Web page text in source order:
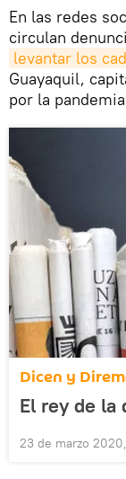
En las redes
circulan
levantar los
Guayaquil,
por la
Dicen y
El rey de la
23 de marzo